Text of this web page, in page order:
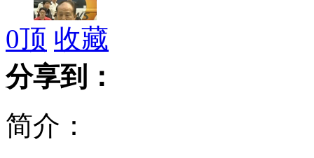
韩国总统胞兄承认受贿接受检方传唤
方丈被杀名下存470万引发遗产风波
0顶 收藏
分享到：
简介：